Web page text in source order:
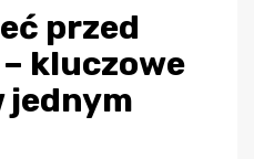
przed
kluczowe
jednym